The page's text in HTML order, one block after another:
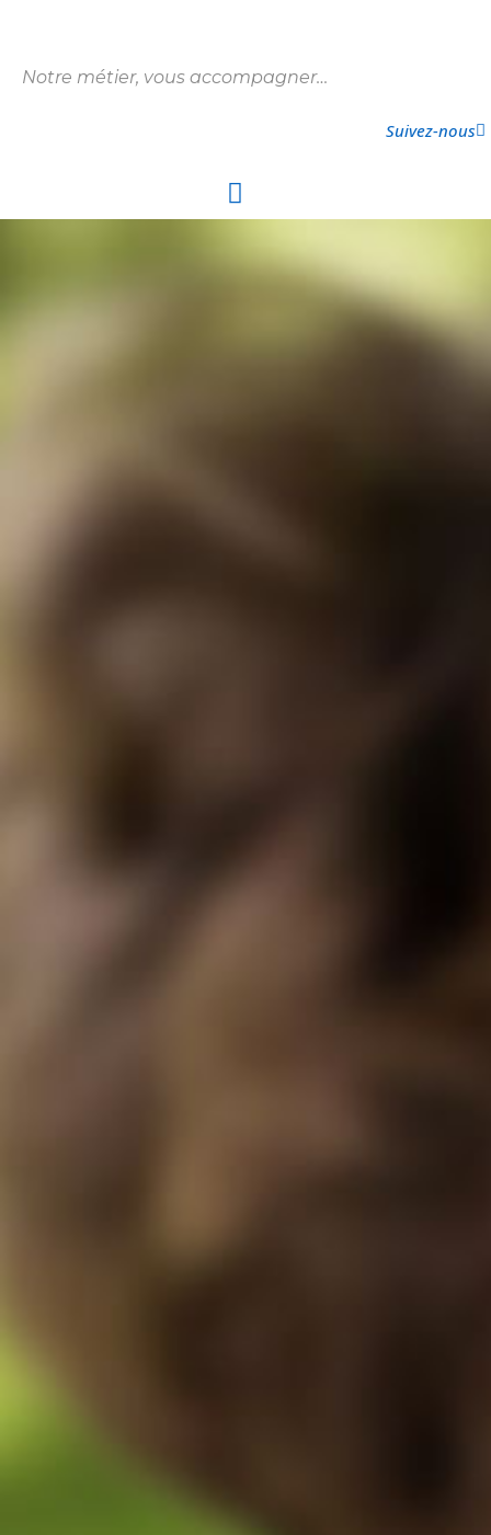
Notre métier, vous accompagner…
Suivez-nous